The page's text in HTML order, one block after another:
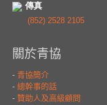
傳真
(852) 2528 2105